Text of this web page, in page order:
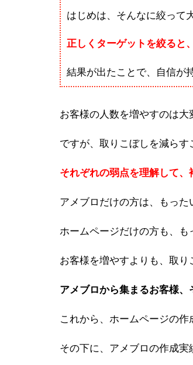
はじめは、そんなに絞って
正しくターゲットを絞ると
結果が出たことで、自信が
お客様の人数を増やすのは大
ですが、取りこぼしを減らす
それぞれの弱点を理解して
アメブロだけの方は、もった
ホームページだけの方も、も
お客様を増やすよりも、取り
アメブロから集まるお客様
これから、ホームページの作
その下に、アメブロの作成実